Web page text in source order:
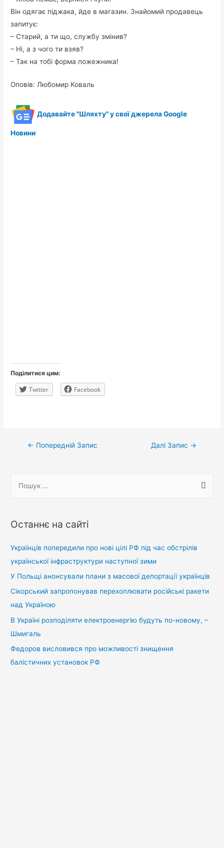
Він одягає піджака, йде в магазин. Знайомий продавець
запитує:
– Старий, а ти що, службу змінив?
– Ні, а з чого ти взяв?
– Так на тобі форма пожежника!
Оповів: Любомир Коваль
Додавайте "Шляхту" у свої джерела Google
Новини
Поділитися цим:
Twitter Facebook
Навігація
← Попередній Запис Далі Запис →
у
:
Останнє на сайті
Українців попередили про нові цілі РФ під час обстрілів
української інфраструктури наступної зими
У Польщі анонсували плани з масової депортації українців
Сікорський запропонував перехоплювати російські ракети
над Україною
В Україні розподіляти електроенергію будуть по-новому, –
Шмигаль
Федоров висловився про можливості знищення
балістичних установок РФ